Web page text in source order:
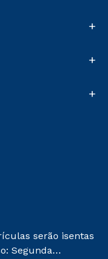
+
+
+
serão isentas
Segunda